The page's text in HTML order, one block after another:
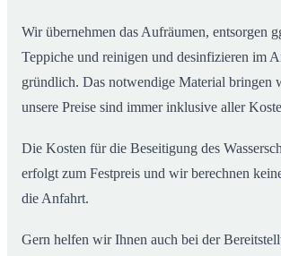
Wir übernehmen das Aufräumen, entsorgen
Teppiche und reinigen und desinfizieren im
gründlich. Das notwendige Material bringen
unsere Preise sind immer inklusive aller
Die Kosten für die Beseitigung des
erfolgt zum Festpreis und wir berechnen
die Anfahrt.
Gern helfen wir Ihnen auch bei der